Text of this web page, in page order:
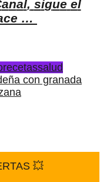
anal, sigue el
ce …
recetassalud
con granada
💥